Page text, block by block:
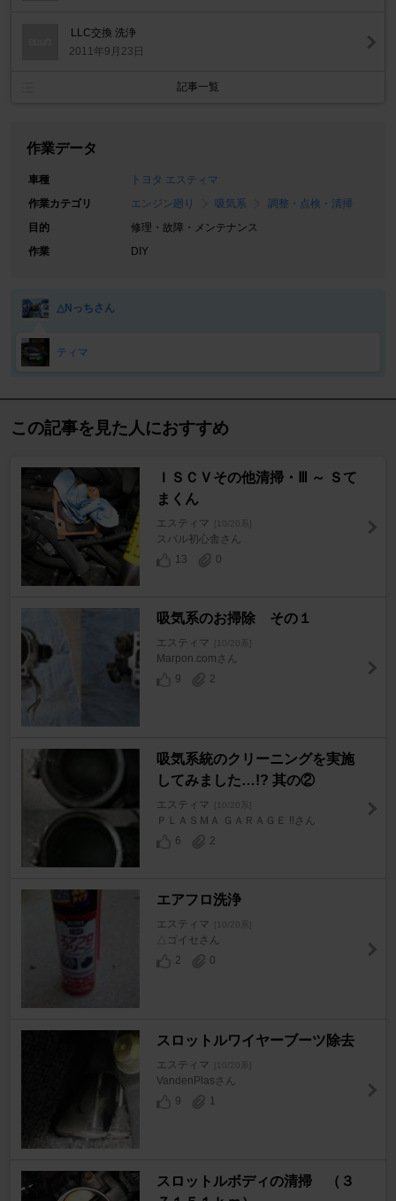
LLC交換 洗浄
2011年9月23日
記事一覧
作業データ
車種
トヨタ エスティマ
作業カテゴリ
エンジン廻り 吸気系
調整・点検・清掃
目的
修理・故障・メンテナンス
作業
DIY
△Nっちさん
ティマ
この記事を見た人におすすめ
ＩＳＣＶその他清掃・Ⅲ ～ Ｓて
まくん
エスティマ [10/20系]
スバル初心舎さん
13
0
吸気系のお掃除 その１
エスティマ [10/20系]
Marpon.comさん
9
2
吸気系統のクリーニングを実施
してみました…!? 其の②
エスティマ [10/20系]
ＰＬＡＳＭＡ ＧＡＲＡＧＥ !!さん
6
2
エアフロ洗浄
エスティマ [10/20系]
△ゴイセさん
2
0
スロットルワイヤーブーツ除去
エスティマ [10/20系]
VandenPlasさん
9
1
スロットルボディの清掃 （３